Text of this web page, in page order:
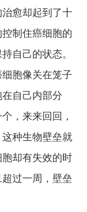
愈却起到了十
制住癌细胞的
自己的状态。
胞像关在笼子
自己内部分
，来来回回，
种生物壁垒就
却有失效的时
过一周，壁垒